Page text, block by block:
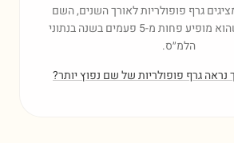
גרף פופולריות לאורך השנים, השם
הזה כל כך נדיר שהוא מופיע פחות מ-5 פעמים בשנה בנתוני
הלמ״ס.
נראה גרף פופולריות של שם נפוץ יותר?